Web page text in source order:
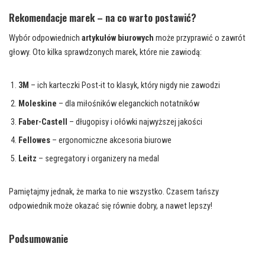
Rekomendacje marek – na co warto postawić?
Wybór odpowiednich artykułów biurowych może przyprawić o zawrót
głowy. Oto kilka sprawdzonych marek, które nie zawiodą:
3M – ich karteczki Post-it to klasyk, który nigdy nie zawodzi
Moleskine – dla miłośników eleganckich notatników
Faber-Castell
– długopisy i ołówki najwyższej jakości
Fellowes – ergonomiczne akcesoria biurowe
Leitz – segregatory i organizery na medal
Pamiętajmy jednak, że marka to nie wszystko. Czasem tańszy
odpowiednik może okazać się równie dobry, a nawet lepszy!
Podsumowanie